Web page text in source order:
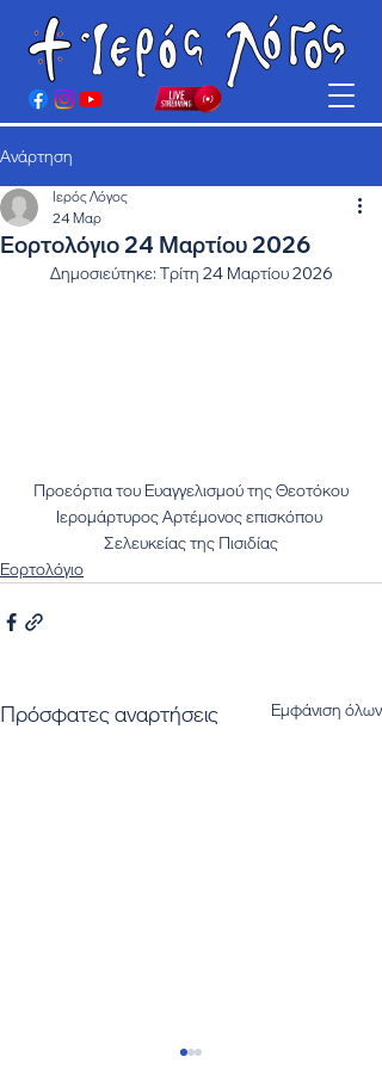
Ανάρτηση
Εορτολόγιο 24 Μαρτίου 2026
Ιερός Λόγος
24 Μαρ
Δημοσιεύτηκε: Τρίτη 24 Μαρτίου 2026
Προεόρτια του Ευαγγελισμού της Θεοτόκου
Ιερομάρτυρος Αρτέμονος επισκόπου
Σελευκείας της Πισιδίας
Εορτολόγιο
Πρόσφατες αναρτήσεις Εμφάνιση όλων